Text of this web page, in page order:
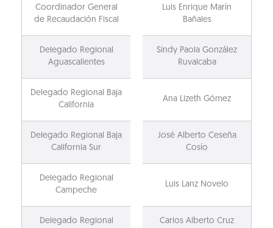
Coordinador General
de Recaudación Fiscal
Luis Enrique Marín
Bañales
Delegado Regional
Aguascalientes
Sindy Paola González
Ruvalcaba
Delegado Regional Baja
California
Ana Lizeth Gómez
Delegado Regional Baja
California Sur
José Alberto Ceseña
Cosío
Delegado Regional
Campeche
Luis Lanz Novelo
Delegado Regional
Carlos Alberto Cruz